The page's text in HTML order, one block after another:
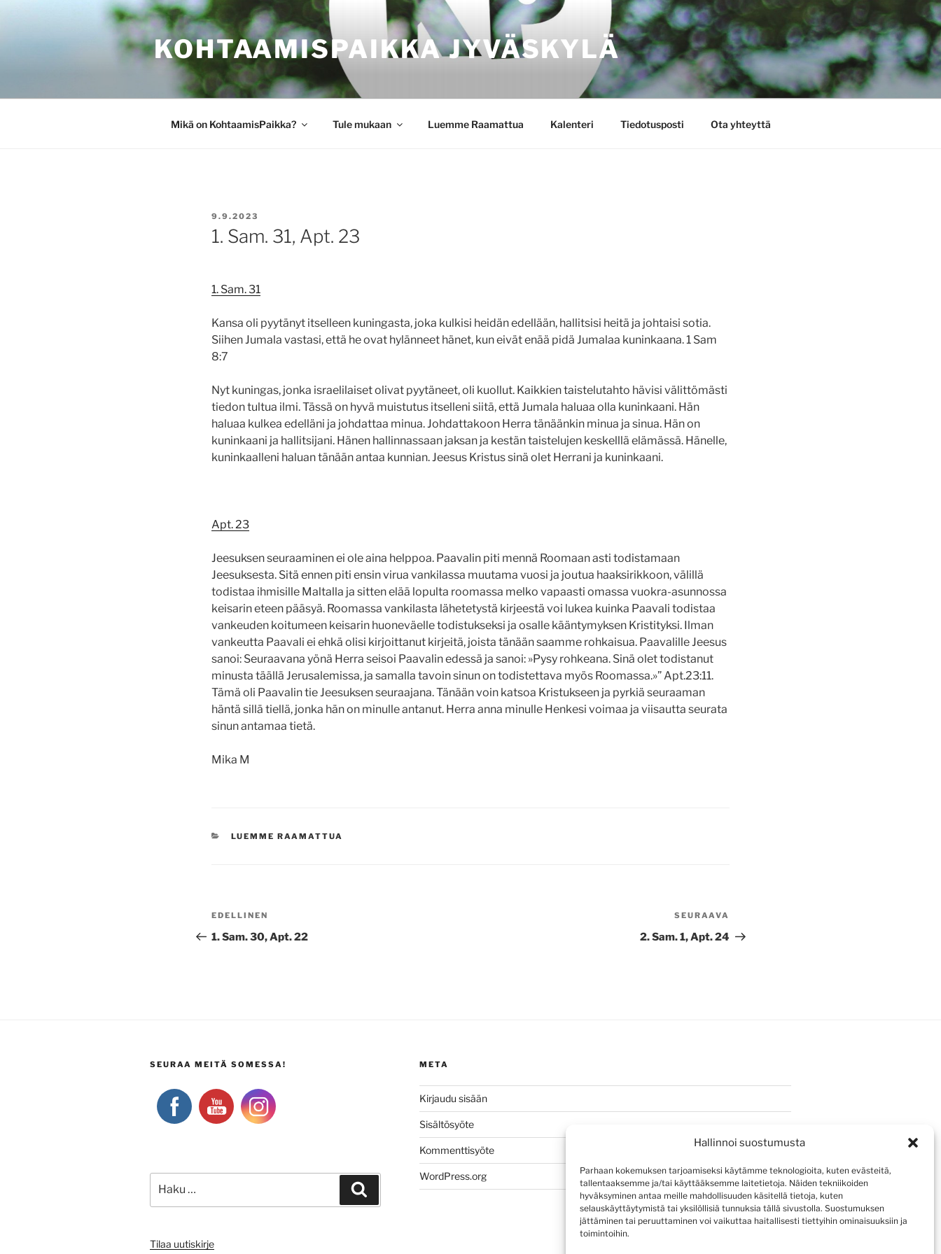
Hallinnoi suostumusta
Parhaan kokemuksen tarjoamiseksi käytämme teknologioita, kuten evästeitä,
tallentaaksemme ja/tai käyttääksemme laitetietoja. Näiden tekniikoiden
hyväksyminen antaa meille mahdollisuuden käsitellä tietoja, kuten
selauskäyttäytymistä tai yksilöllisiä tunnuksia tällä sivustolla. Suostumuksen
jättäminen tai peruuttaminen voi vaikuttaa haitallisesti tiettyihin ominaisuuksiin ja
toimintoihin.
KOHTAAMISPAIKKA JYVÄSKYLÄ
Mikä on KohtaamisPaikka? Tule mukaan Luemme Raamattua Kalenteri Tiedotusposti Ota yhteyttä
JULKAISTU
9.9.2023
1. Sam. 31, Apt. 23
1. Sam. 31
Kansa oli pyytänyt itselleen kuningasta, joka kulkisi heidän edellään, hallitsisi heitä ja johtaisi sotia.
Siihen Jumala vastasi, että he ovat hylänneet hänet, kun eivät enää pidä Jumalaa kuninkaana. 1 Sam
8‬:‭7‬
Nyt kuningas, jonka israelilaiset olivat pyytäneet, oli kuollut. Kaikkien taistelutahto hävisi välittömästi
tiedon tultua ilmi‭. Tässä on hyvä muistutus itselleni siitä, että Jumala haluaa olla kuninkaani. Hän
haluaa kulkea edelläni ja johdattaa minua. Johdattakoon Herra tänäänkin minua ja sinua. Hän on
kuninkaani ja hallitsijani. Hänen hallinnassaan jaksan ja kestän taistelujen keskelllä elämässä. Hänelle,
kuninkaalleni haluan tänään antaa kunnian. Jeesus Kristus sinä olet Herrani ja kuninkaani.
Apt. 23
Jeesuksen seuraaminen ei ole aina helppoa. Paavalin piti mennä Roomaan asti todistamaan
Jeesuksesta. Sitä ennen piti ensin virua vankilassa muutama vuosi ja joutua haaksirikkoon, välillä
todistaa ihmisille Maltalla ja sitten elää lopulta roomassa melko vapaasti omassa vuokra-asunnossa
keisarin eteen pääsyä. Roomassa vankilasta lähetetystä kirjeestä voi lukea kuinka Paavali todistaa
vankeuden koitumeen keisarin huoneväelle todistukseksi ja osalle kääntymyksen Kristityksi. Ilman
vankeutta Paavali ei ehkä olisi kirjoittanut kirjeitä, joista tänään saamme rohkaisua. Paavalille Jeesus
sanoi: Seuraavana yönä Herra seisoi Paavalin edessä ja sanoi: »Pysy rohkeana. Sinä olet todistanut
minusta täällä Jerusalemissa, ja samalla tavoin sinun on todistettava myös Roomassa.»” Apt.23:11.
Tämä oli Paavalin tie Jeesuksen seuraajana. Tänään voin katsoa Kristukseen ja pyrkiä seuraaman
häntä sillä tiellä, jonka hän on minulle antanut. Herra anna minulle Henkesi voimaa ja viisautta seurata
sinun antamaa tietä.
Mika M
KATEGORIAT
LUEMME RAAMATTUA
Artikkelien
selaus
Edellinen
artikkeli
EDELLINEN
1. Sam. 30, Apt. 22
artikkeli
SEURAAVA
2. Sam. 1, Apt. 24
SEURAA MEITÄ SOMESSA!
Tilaa uutiskirje
META
Kirjaudu sisään
Sisältösyöte
Kommenttisyöte
WordPress.org